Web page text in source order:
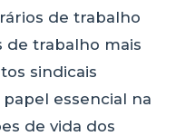
de trabalho
de trabalho mais
sindicais
essencial na
de vida dos